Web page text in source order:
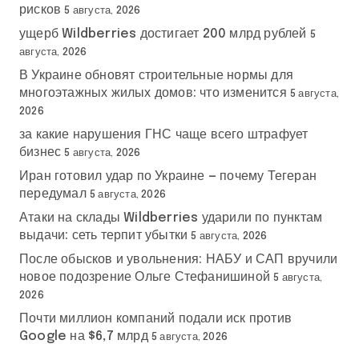
рисков 5 августа, 2026
ущерб Wildberries достигает 200 млрд рублей 5
августа, 2026
В Украине обновят строительные нормы для
многоэтажных жилых домов: что изменится 5 августа,
2026
за какие нарушения ГНС чаще всего штрафует
бизнес 5 августа, 2026
Иран готовил удар по Украине — почему Тегеран
передумал 5 августа, 2026
Атаки на склады Wildberries ударили по пунктам
выдачи: сеть терпит убытки 5 августа, 2026
После обысков и увольнения: НАБУ и САП вручили
новое подозрение Ольге Стефанишиной 5 августа,
2026
Почти миллион компаний подали иск против
Google на $6,7 млрд 5 августа, 2026